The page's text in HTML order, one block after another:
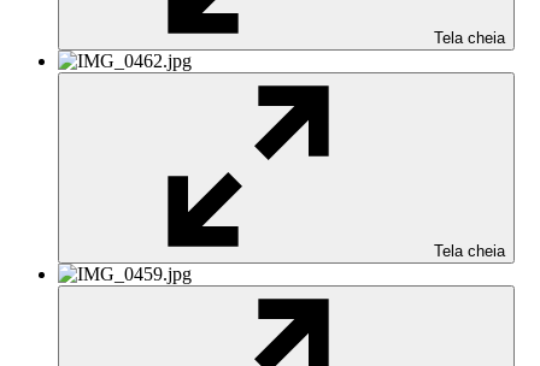
Tela cheia
Tela cheia